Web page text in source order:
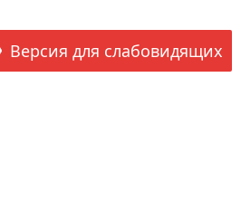
Версия для слабовидящих